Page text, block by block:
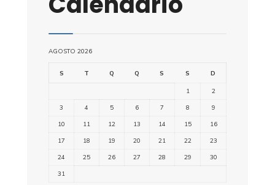
AGOSTO 2026
S T Q Q S S D
1
2
3
4 5 6 7 8
9
10
11 12 13 14 15
16
17
18 19 20 21 22
23
24
25 26 27 28 29
30
31